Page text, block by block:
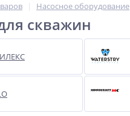
Насосное оборудование
скважин